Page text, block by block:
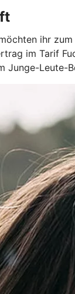
ihr
im Tarif
Junge-Leute-